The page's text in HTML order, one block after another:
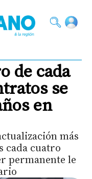
de cada
se
en
más
cada cuatro
permanente le